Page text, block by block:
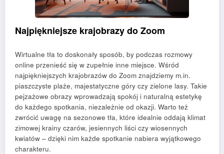
Najpiękniejsze krajobrazy do Zoom
Wirtualne tła to doskonały sposób, by podczas rozmowy
online przenieść się w zupełnie inne miejsce. Wśród
najpiękniejszych krajobrazów do Zoom znajdziemy m.in.
piaszczyste plaże, majestatyczne góry czy zielone lasy. Takie
pejzażowe obrazy wprowadzają spokój i naturalną estetykę
do każdego spotkania, niezależnie od okazji. Warto też
zwrócić uwagę na sezonowe tła, które idealnie oddają klimat
zimowej krainy czarów, jesiennych liści czy wiosennych
kwiatów – dzięki nim każde spotkanie nabiera wyjątkowego
charakteru.